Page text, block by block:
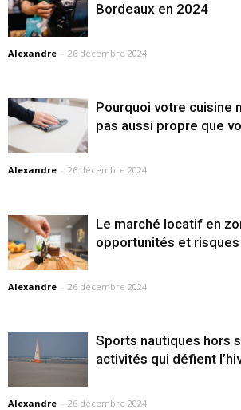
Bordeaux en 2024
Alexandre - 26 décembre 2024
Pourquoi votre cuisine
pas aussi propre que
Alexandre - 26 décembre 2024
Le marché locatif en
opportunités et risques
Alexandre - 26 décembre 2024
Sports nautiques hors
activités qui défient
Alexandre - 26 décembre 2024